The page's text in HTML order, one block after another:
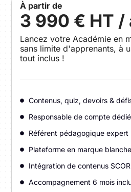
À partir de
3 990 € HT /
Lancez votre Académie en
sans limite d'apprenants, à
tout inclus !
Contenus, quiz, devoirs &
Responsable de compte dédié
Référent pédagogique expert
Plateforme en marque blanche
Intégration de contenus
Accompagnement 6 mois